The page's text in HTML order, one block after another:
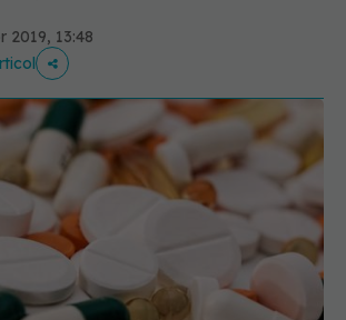
2019, 13:48